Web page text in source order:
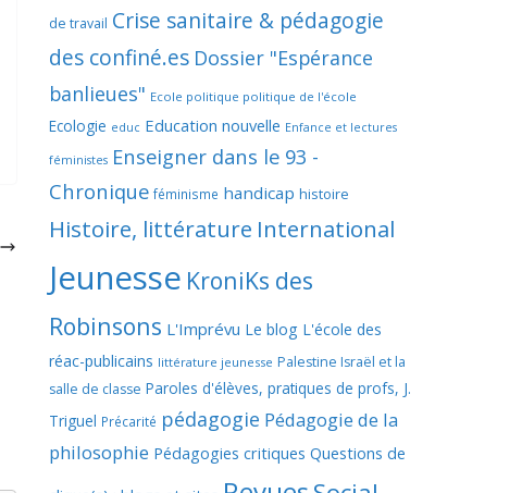
de travail Crise sanitaire & pédagogie
des confiné.es Dossier "Espérance
banlieues" Ecole politique politique de l'école
Ecologie educ Education nouvelle Enfance et lectures
féministes Enseigner dans le 93 -
Chronique féminisme handicap histoire
Histoire, littérature International
Jeunesse KroniKs des
Robinsons L'Imprévu Le blog L'école des
réac-publicains littérature jeunesse Palestine Israël et la
salle de classe Paroles d'élèves, pratiques de profs, J.
Triguel Précarité pédagogie Pédagogie de la
philosophie Pédagogies critiques Questions de